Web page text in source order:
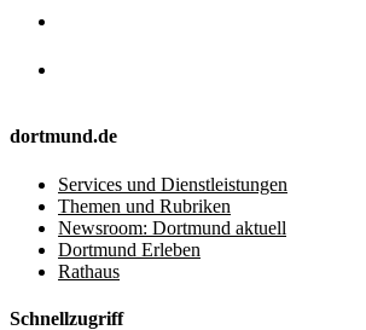
dortmund.de
Services und Dienstleistungen
Themen und Rubriken
Newsroom: Dortmund aktuell
Dortmund Erleben
Rathaus
Schnellzugriff